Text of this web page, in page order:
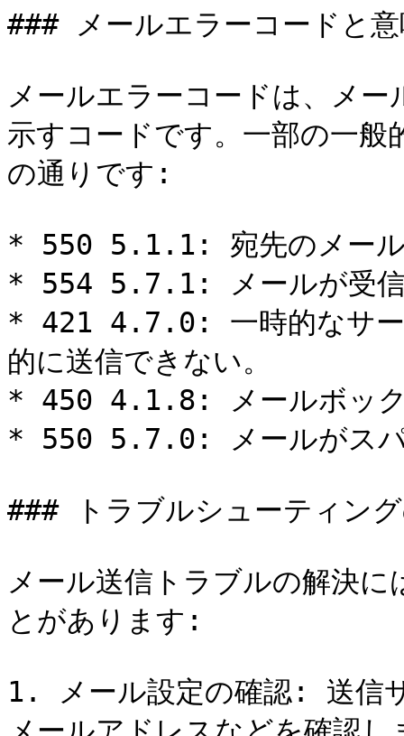
### メールエラーコードと
メールエラーコードは、メ
示すコードです。一部の一
の通りです:
* 550 5.1.1: 宛先のメール
* 554 5.7.1: メールが受信
* 421 4.7.0: 一時的なサー
的に送信できない。
* 450 4.1.8: メールボック
* 550 5.7.0: メールがスパ
### トラブルシューティン
メール送信トラブルの解決
とがあります:
1. メール設定の確認: 送信